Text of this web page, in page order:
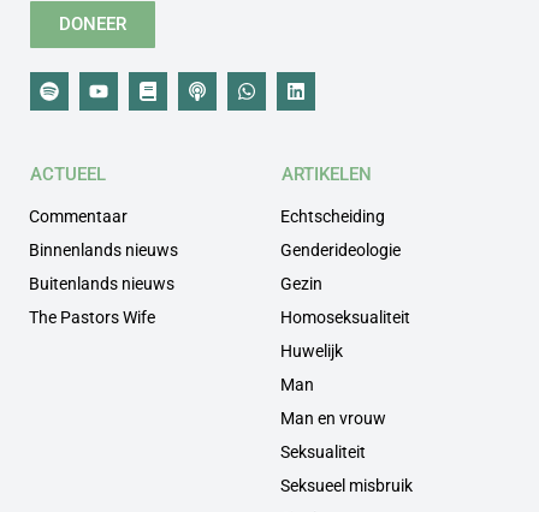
DONEER
ACTUEEL
Commentaar
Binnenlands nieuws
Buitenlands nieuws
The Pastors Wife
ARTIKELEN
Echtscheiding
Genderideologie
Gezin
Homoseksualiteit
Huwelijk
Man
Man en vrouw
Seksualiteit
Seksueel misbruik